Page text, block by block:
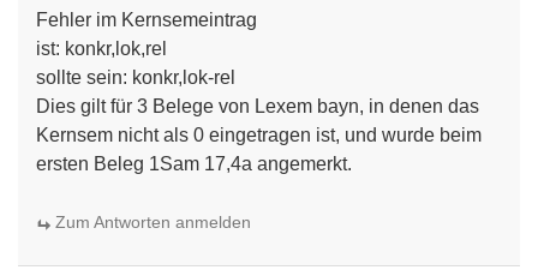
Fehler im Kernsemeintrag
ist: konkr,lok,rel
sollte sein: konkr,lok-rel
Dies gilt für 3 Belege von Lexem bayn, in denen das
Kernsem nicht als 0 eingetragen ist, und wurde beim
ersten Beleg 1Sam 17,4a angemerkt.
Zum Antworten anmelden